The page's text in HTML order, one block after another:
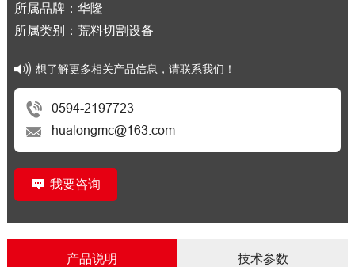
所属品牌：华隆
所属类别：荒料切割设备
想了解更多相关产品信息，请联系我们！
0594-2197723
hualongmc@163.com
我要咨询
产品说明 技术参数